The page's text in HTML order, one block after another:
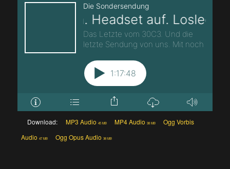
Download: MP3 Audio 45 MB MP4 Audio 38 MB
Ogg Vorbis
Audio 47 MB Ogg Opus Audio 38 MB